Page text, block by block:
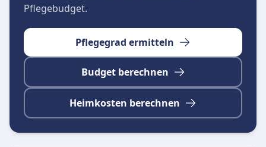
Pflegebudget.
Pflegegrad ermitteln
Budget berechnen
Heimkosten berechnen